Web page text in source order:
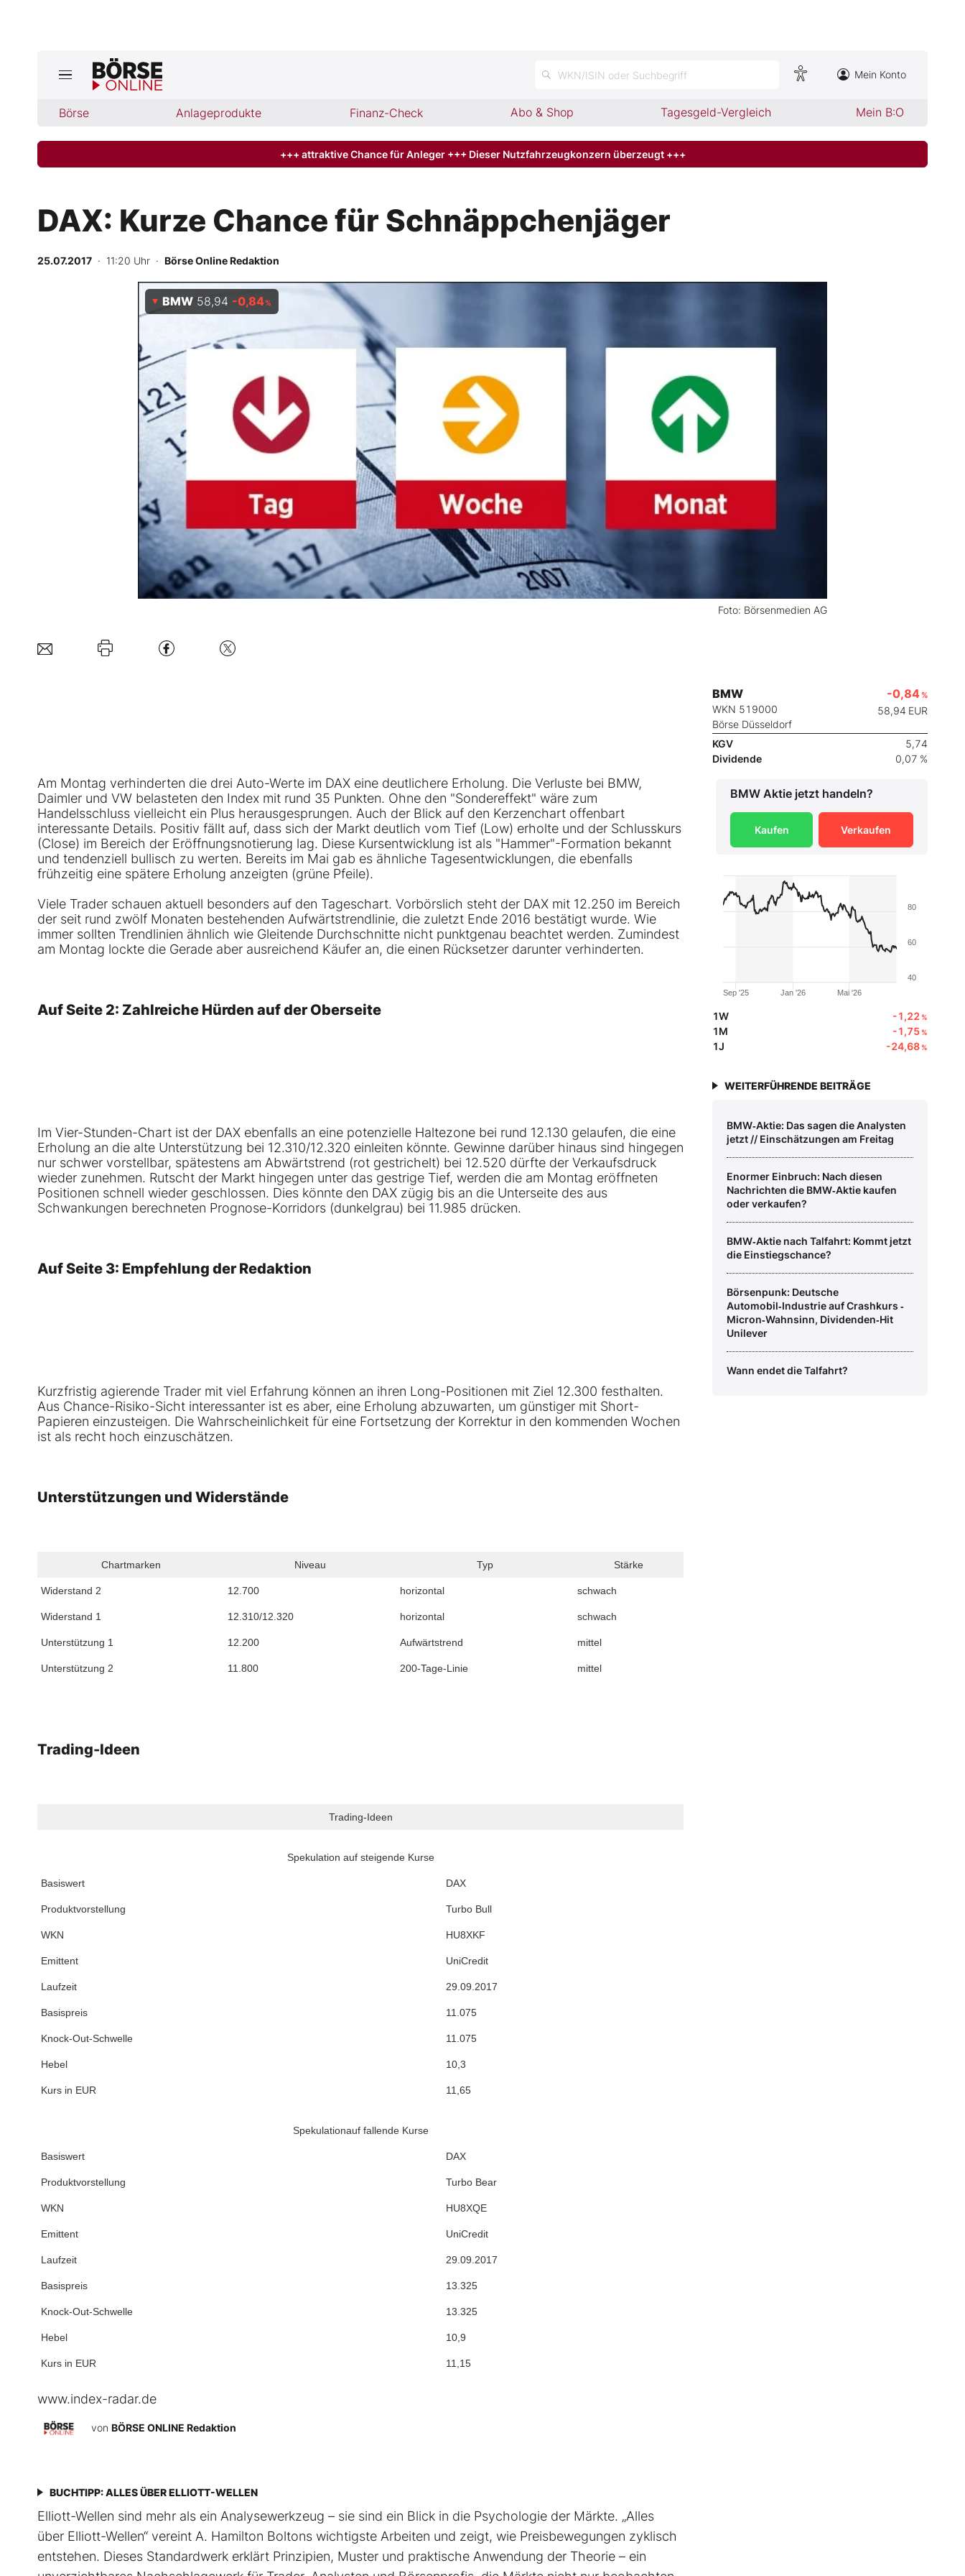
WKN/ISIN oder Suchbegriff Mein Konto
Börse Anlageprodukte Finanz-Check Abo & Shop Tagesgeld-Vergleich Mein B:O
Jetzt aktuelle Ausgabe BÖRSE ONLINE lesen
Finanz-Check
Abo & Shop
BO-Musterdepots
Experten
Mein Konto
Folgen Sie uns
Kontakt
+++ attraktive Chance für Anleger +++ Dieser Nutzfahrzeugkonzern überzeugt +++
DAX: Kurze Chance für Schnäppchenjäger
25.07.2017 · 11:20 Uhr · Börse Online Redaktion
Foto: Börsenmedien AG
BMW 58,94 -0,84%
Am Montag verhinderten die drei Auto-Werte im DAX eine deutlichere Erholung. Die Verluste bei BMW,
Daimler und VW belasteten den Index mit rund 35 Punkten. Ohne den "Sondereffekt" wäre zum
Handelsschluss vielleicht ein Plus herausgesprungen. Auch der Blick auf den Kerzenchart offenbart
interessante Details. Positiv fällt auf, dass sich der Markt deutlich vom Tief (Low) erholte und der Schlusskurs
(Close) im Bereich der Eröffnungsnotierung lag. Diese Kursentwicklung ist als "Hammer"-Formation bekannt
und tendenziell bullisch zu werten. Bereits im Mai gab es ähnliche Tagesentwicklungen, die ebenfalls
frühzeitig eine spätere Erholung anzeigten (grüne Pfeile).
Viele Trader schauen aktuell besonders auf den Tageschart. Vorbörslich steht der DAX mit 12.250 im Bereich
der seit rund zwölf Monaten bestehenden Aufwärtstrendlinie, die zuletzt Ende 2016 bestätigt wurde. Wie
immer sollten Trendlinien ähnlich wie Gleitende Durchschnitte nicht punktgenau beachtet werden. Zumindest
am Montag lockte die Gerade aber ausreichend Käufer an, die einen Rücksetzer darunter verhinderten.
Auf Seite 2: Zahlreiche Hürden auf der Oberseite
Im Vier-Stunden-Chart ist der DAX ebenfalls an eine potenzielle Haltezone bei rund 12.130 gelaufen, die eine
Erholung an die alte Unterstützung bei 12.310/12.320 einleiten könnte. Gewinne darüber hinaus sind hingegen
nur schwer vorstellbar, spätestens am Abwärtstrend (rot gestrichelt) bei 12.520 dürfte der Verkaufsdruck
wieder zunehmen. Rutscht der Markt hingegen unter das gestrige Tief, werden die am Montag eröffneten
Positionen schnell wieder geschlossen. Dies könnte den DAX zügig bis an die Unterseite des aus
Schwankungen berechneten Prognose-Korridors (dunkelgrau) bei 11.985 drücken.
Auf Seite 3: Empfehlung der Redaktion
Kurzfristig agierende Trader mit viel Erfahrung können an ihren Long-Positionen mit Ziel 12.300 festhalten.
Aus Chance-Risiko-Sicht interessanter ist es aber, eine Erholung abzuwarten, um günstiger mit Short-
Papieren einzusteigen. Die Wahrscheinlichkeit für eine Fortsetzung der Korrektur in den kommenden Wochen
ist als recht hoch einzuschätzen.
Unterstützungen und Widerstände
Chartmarken Niveau Typ Stärke
Widerstand 2 12.700 horizontal schwach
Widerstand 1 12.310/12.320 horizontal schwach
Unterstützung 1 12.200 Aufwärtstrend mittel
Unterstützung 2 11.800 200-Tage-Linie mittel
Trading-Ideen
Trading-Ideen
Spekulation auf steigende Kurse
Basiswert DAX
Produktvorstellung Turbo Bull
WKN HU8XKF
Emittent UniCredit
Laufzeit 29.09.2017
Basispreis 11.075
Knock-Out-Schwelle 11.075
Hebel 10,3
Kurs in EUR 11,65
Spekulationauf fallende Kurse
Basiswert DAX
Produktvorstellung Turbo Bear
WKN HU8XQE
Emittent UniCredit
Laufzeit 29.09.2017
Basispreis 13.325
Knock-Out-Schwelle 13.325
Hebel 10,9
Kurs in EUR 11,15
www.index-radar.de
von BÖRSE ONLINE Redaktion
BUCHTIPP: ALLES ÜBER ELLIOTT-WELLEN
Elliott-Wellen sind mehr als ein Analysewerkzeug – sie sind ein Blick in die Psychologie der Märkte. „Alles
über Elliott-Wellen“ vereint A. Hamilton Boltons wichtigste Arbeiten und zeigt, wie Preisbewegungen zyklisch
entstehen. Dieses Standardwerk erklärt Prinzipien, Muster und praktische Anwendung der Theorie – ein
BMW
WKN 519000
Börse Düsseldorf
-0,84 %
58,94 EUR
KGV
5,74
Dividende
0,07 %
BMW Aktie jetzt handeln?
Kaufen Verkaufen
Jan '26
Sep '25 Mai '26
40
60
80
1W -1,22%
1M -1,75%
1J -24,68%
WEITERFÜHRENDE BEITRÄGE
BMW‑Aktie: Das sagen die Analysten
jetzt // Einschätzungen am Freitag
Enormer Einbruch: Nach diesen
Nachrichten die BMW‑Aktie kaufen
oder verkaufen?
BMW‑Aktie nach Talfahrt: Kommt jetzt
die Einstiegschance?
Börsenpunk: Deutsche
Automobil‑Industrie auf Crashkurs ‑
Micron‑Wahnsinn, Dividenden‑Hit
Unilever
Wann endet die Talfahrt?